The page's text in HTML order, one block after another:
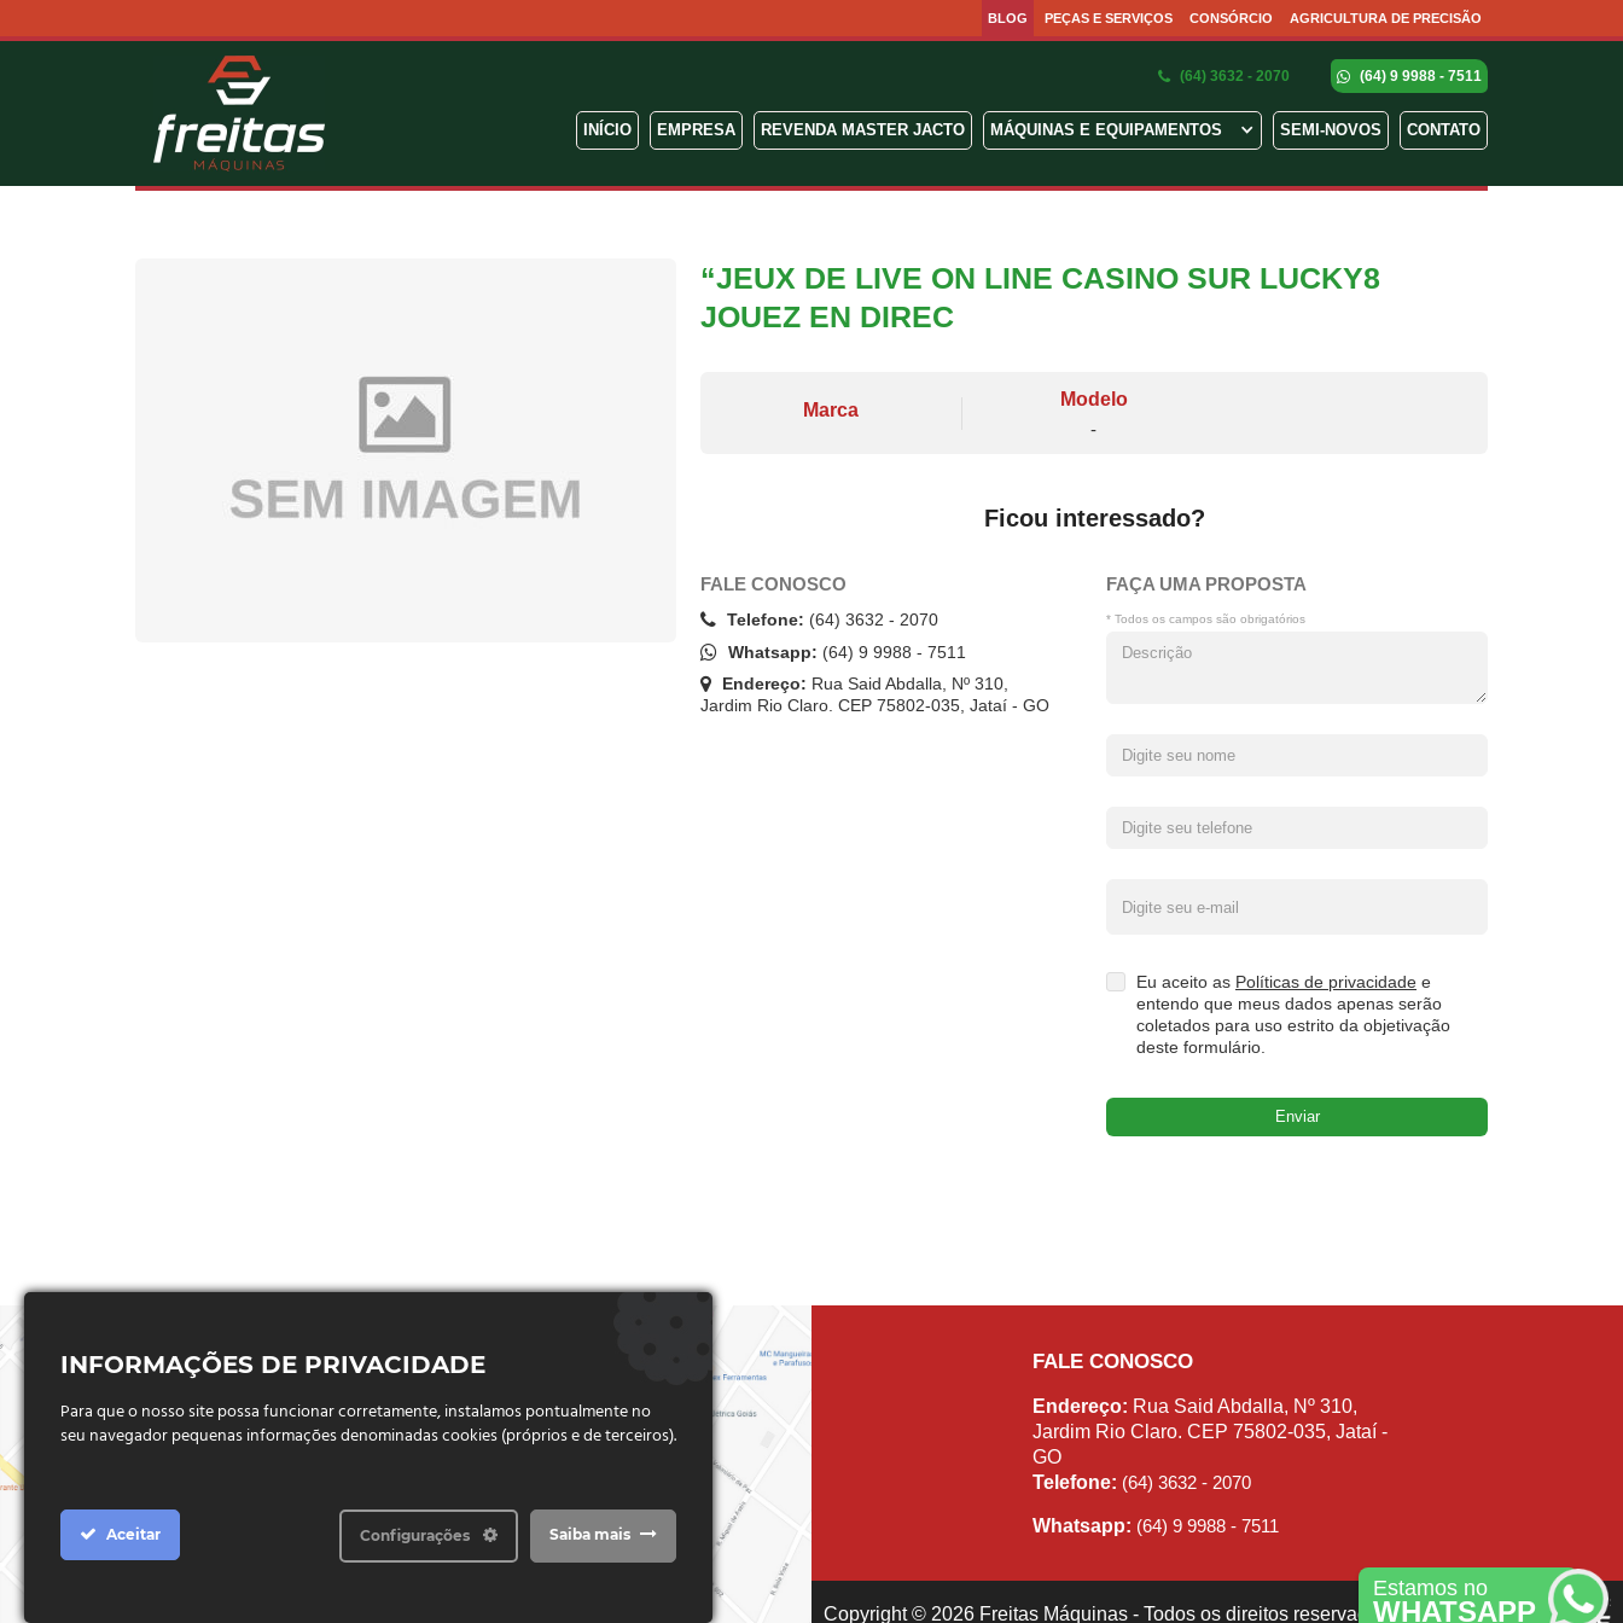
BLOG PEÇAS E SERVIÇOS CONSÓRCIO AGRICULTURA DE PRECISÃO
(64) 3632 - 2070 (64) 9 9988 - 7511
INÍCIO EMPRESA REVENDA MASTER JACTO MÁQUINAS E EQUIPAMENTOS SEMI-NOVOS CONTATO
“JEUX DE LIVE ON LINE CASINO SUR LUCKY8
JOUEZ EN DIREC
Marca
Modelo
-
Ficou interessado?
FALE CONOSCO
Telefone: (64) 3632 - 2070
Whatsapp: (64) 9 9988 - 7511
Endereço: Rua Said Abdalla, Nº 310,
Jardim Rio Claro. CEP 75802-035, Jataí - GO
FAÇA UMA PROPOSTA
* Todos os campos são obrigatórios
Eu aceito as Políticas de privacidade e
entendo que meus dados apenas serão
coletados para uso estrito da objetivação
deste formulário.
Estamos no
WHATSAPP
FALE CONOSCO
Endereço: Rua Said Abdalla, Nº 310,
Jardim Rio Claro. CEP 75802-035, Jataí -
GO
Telefone: (64) 3632 - 2070
Whatsapp: (64) 9 9988 - 7511
Copyright © 2026 Freitas Máquinas - Todos os direitos reservados
INFORMAÇÕES DE PRIVACIDADE
Para que o nosso site possa funcionar corretamente, instalamos pontualmente no
seu navegador pequenas informações denominadas cookies (próprios e de terceiros).
Aceitar Saiba mais
Configurações